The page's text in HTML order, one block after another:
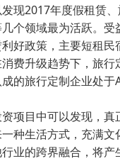
现2017年度假租赁
个领域最为活跃。受
好政策，主要短租民
费升级趋势下，旅行
的旅行定制企业处于A
项目中可以发现，真
种生活方式，充满文
业的跨界融合，将产